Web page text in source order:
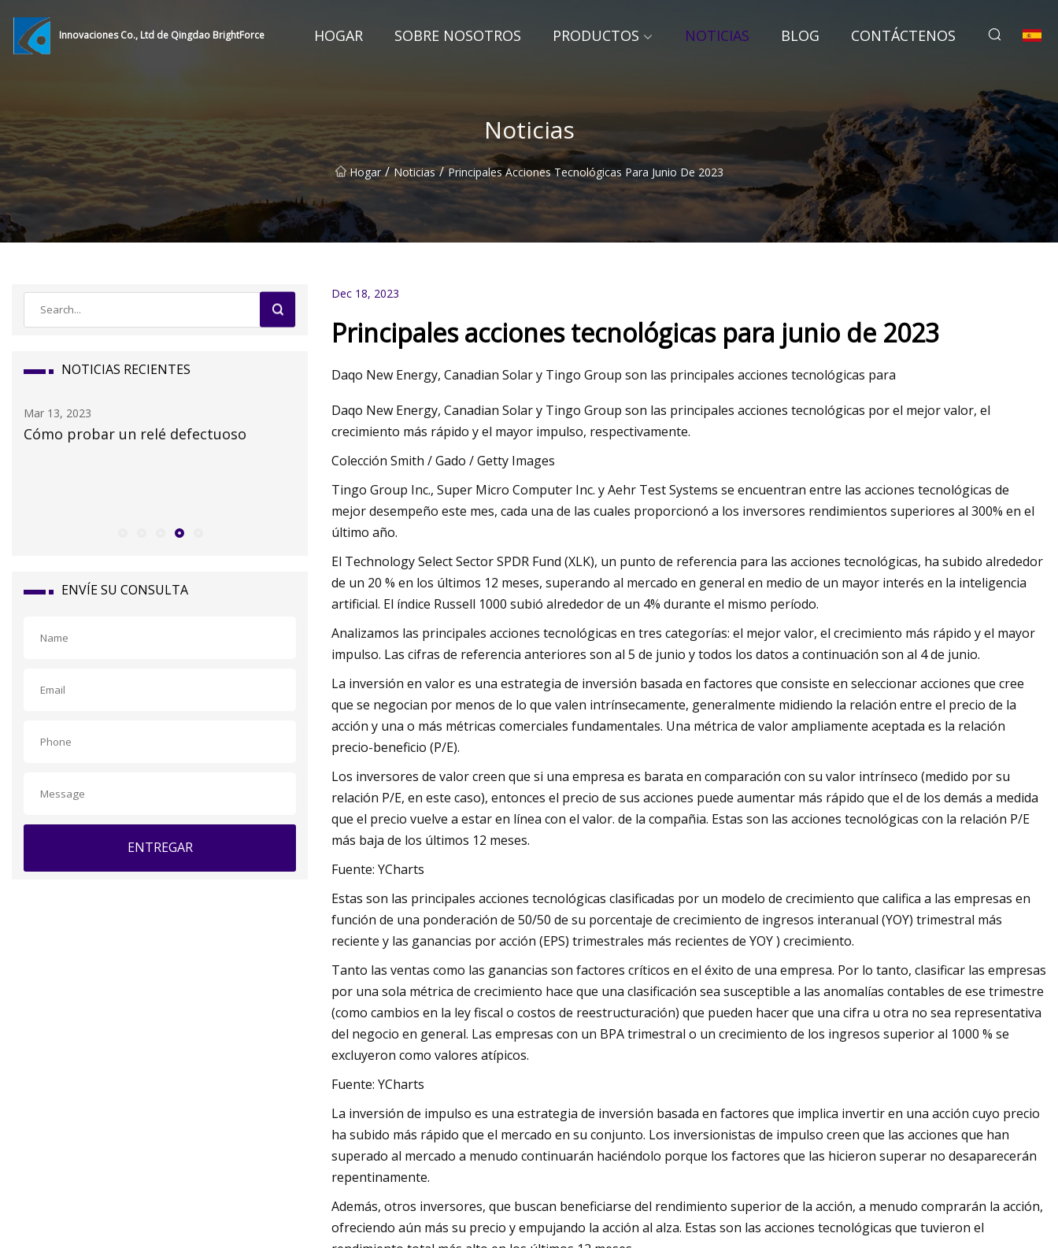
Innovaciones Co., Ltd de Qingdao BrightForce HOGAR SOBRE NOSOTROS PRODUCTOS NOTICIAS BLOG CONTÁCTENOS
Noticias
Hogar / Noticias / Principales Acciones Tecnológicas Para Junio De 2023
NOTICIAS RECIENTES
Mar 15, 2023
Preguntas frecuentes de Amp: ¿Qué es
Mar 07, 2023
Las tapas electrolíticas defectuosas no
siempre se ven mal
ENVÍE SU CONSULTA
ENTREGAR
Dec 18, 2023
Principales acciones tecnológicas para junio de 2023
Daqo New Energy, Canadian Solar y Tingo Group son las principales acciones tecnológicas para
Daqo New Energy, Canadian Solar y Tingo Group son las principales acciones tecnológicas por el mejor valor, el
crecimiento más rápido y el mayor impulso, respectivamente.
Colección Smith / Gado / Getty Images
Tingo Group Inc., Super Micro Computer Inc. y Aehr Test Systems se encuentran entre las acciones tecnológicas de
mejor desempeño este mes, cada una de las cuales proporcionó a los inversores rendimientos superiores al 300% en el
último año.
El Technology Select Sector SPDR Fund (XLK), un punto de referencia para las acciones tecnológicas, ha subido alrededor
de un 20 % en los últimos 12 meses, superando al mercado en general en medio de un mayor interés en la inteligencia
artificial. El índice Russell 1000 subió alrededor de un 4% durante el mismo período.
Analizamos las principales acciones tecnológicas en tres categorías: el mejor valor, el crecimiento más rápido y el mayor
impulso. Las cifras de referencia anteriores son al 5 de junio y todos los datos a continuación son al 4 de junio.
La inversión en valor es una estrategia de inversión basada en factores que consiste en seleccionar acciones que cree
que se negocian por menos de lo que valen intrínsecamente, generalmente midiendo la relación entre el precio de la
acción y una o más métricas comerciales fundamentales. Una métrica de valor ampliamente aceptada es la relación
precio-beneficio (P/E).
Los inversores de valor creen que si una empresa es barata en comparación con su valor intrínseco (medido por su
relación P/E, en este caso), entonces el precio de sus acciones puede aumentar más rápido que el de los demás a medida
que el precio vuelve a estar en línea con el valor. de la compañia. Estas son las acciones tecnológicas con la relación P/E
más baja de los últimos 12 meses.
Fuente: YCharts
Estas son las principales acciones tecnológicas clasificadas por un modelo de crecimiento que califica a las empresas en
función de una ponderación de 50/50 de su porcentaje de crecimiento de ingresos interanual (YOY) trimestral más
reciente y las ganancias por acción (EPS) trimestrales más recientes de YOY ) crecimiento.
Tanto las ventas como las ganancias son factores críticos en el éxito de una empresa. Por lo tanto, clasificar las empresas
por una sola métrica de crecimiento hace que una clasificación sea susceptible a las anomalías contables de ese trimestre
(como cambios en la ley fiscal o costos de reestructuración) que pueden hacer que una cifra u otra no sea representativa
del negocio en general. Las empresas con un BPA trimestral o un crecimiento de los ingresos superior al 1000 % se
excluyeron como valores atípicos.
Fuente: YCharts
La inversión de impulso es una estrategia de inversión basada en factores que implica invertir en una acción cuyo precio
ha subido más rápido que el mercado en su conjunto. Los inversionistas de impulso creen que las acciones que han
superado al mercado a menudo continuarán haciéndolo porque los factores que las hicieron superar no desaparecerán
repentinamente.
Además, otros inversores, que buscan beneficiarse del rendimiento superior de la acción, a menudo comprarán la acción,
ofreciendo aún más su precio y empujando la acción al alza. Estas son las acciones tecnológicas que tuvieron el